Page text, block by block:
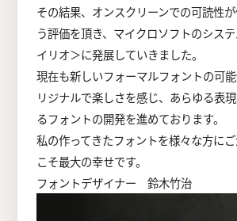
その結果、オンスクリーンでの可読性
う評価を頂き、マイクロソフトのシス
イリオ＞に発展していきました。
現在も新しいフォーマルフォントの可
リジナルで楽しさを感じ、あらゆる表
るフォントの開発を進めております。
私の作ってきたフォントを様々な方に
こそ最大の幸せです。
フォントデザイナー 鈴木竹治